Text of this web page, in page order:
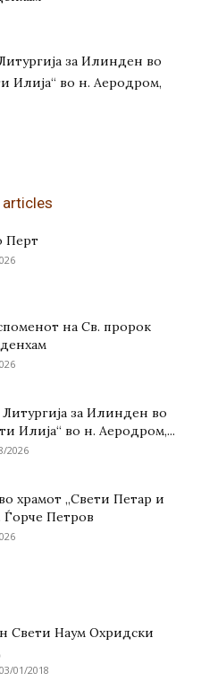
за Илинден во
Илија“ во н. Аеродром,
articles
Перт
на Св. пророк
Литургија за Илинден во
Илија“ во н. Аеродром,...
2026
храмот „Свети Петар и
Ѓорче Петров
Свети Наум Охридски
03/01/2018